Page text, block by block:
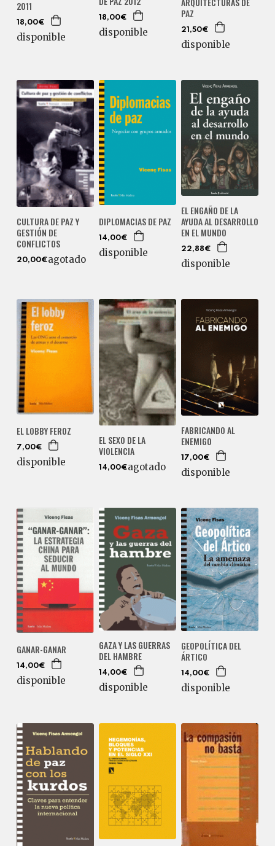
2011
18,00€
disponible
18,00€
disponible
PAZ
21,50€
disponible
CULTURA DE PAZ Y
GESTIÓN DE
CONFLICTOS
20,00€agotado
DIPLOMACIAS DE PAZ
14,00€
disponible
EL ENGAÑO DE LA
AYUDA AL DESARROLLO
EN EL MUNDO
22,88€
disponible
EL LOBBY FEROZ
7,00€
disponible
EL SEXO DE LA
VIOLENCIA
14,00€agotado
FABRICANDO AL
ENEMIGO
17,00€
disponible
GANAR-GANAR
14,00€
disponible
GAZA Y LAS GUERRAS
DEL HAMBRE
14,00€
disponible
GEOPOLÍTICA DEL
ÁRTICO
14,00€
disponible